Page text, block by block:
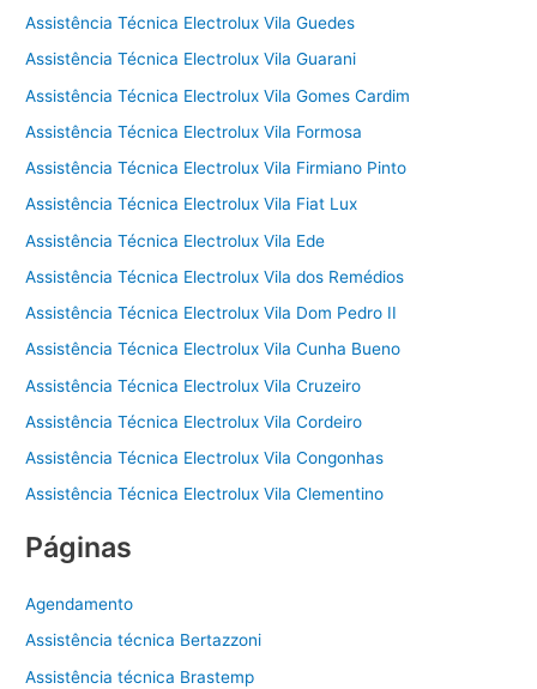
Assistência Técnica Electrolux Vila Guedes
Assistência Técnica Electrolux Vila Guarani
Assistência Técnica Electrolux Vila Gomes Cardim
Assistência Técnica Electrolux Vila Formosa
Assistência Técnica Electrolux Vila Firmiano Pinto
Assistência Técnica Electrolux Vila Fiat Lux
Assistência Técnica Electrolux Vila Ede
Assistência Técnica Electrolux Vila dos Remédios
Assistência Técnica Electrolux Vila Dom Pedro II
Assistência Técnica Electrolux Vila Cunha Bueno
Assistência Técnica Electrolux Vila Cruzeiro
Assistência Técnica Electrolux Vila Cordeiro
Assistência Técnica Electrolux Vila Congonhas
Assistência Técnica Electrolux Vila Clementino
Páginas
Agendamento
Assistência técnica Bertazzoni
Assistência técnica Brastemp